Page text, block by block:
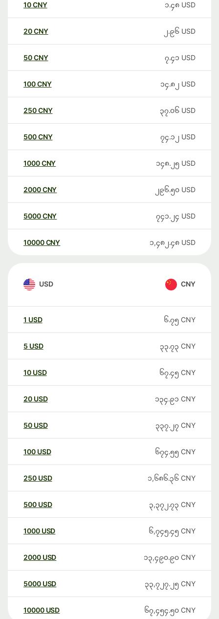
10CNY ၁.၄၈ USD
20CNY ၂.၉၆ USD
50CNY ၇.၄၁ USD
100CNY ၁၄.၈၂ USD
250CNY ၃၇.၀၆ USD
500CNY ၇၄.၁၂ USD
1000CNY ၁၄၈.၂၅ USD
2000CNY ၂၉၆.၅၀ USD
5000CNY ၇၄၁.၂၄ USD
10000 CNY ၁,၄၈၂.၄၈ USD
USD CNY
1 USD ၆.၇၅ CNY
5 USD ၃၃.၇၃ CNY
10 USD ၆၇.၄၅ CNY
20 USD ၁၃၄.၉၁ CNY
50 USD ၃၃၇.၂၇ CNY
100 USD ၆၇၄.၅၅ CNY
250 USD ၁,၆၈၆.၃၆ CNY
500 USD ၃,၃၇၂.၇၃ CNY
1000 USD ၆,၇၄၅.၄၅ CNY
2000 USD ၁၃,၄၉၀.၉၀ CNY
5000 USD ၃၃,၇၂၇.၂၅ CNY
10000 USD ၆၇,၄၅၄.၅၀ CNY